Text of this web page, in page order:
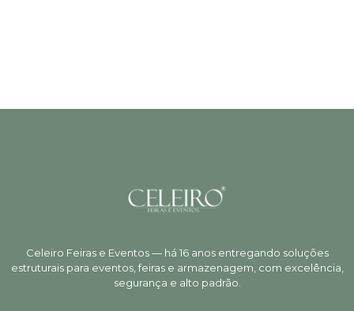
Celeiro Feiras e Eventos — há 16 anos entregando soluções
estruturais para eventos, feiras e armazenagem, com excelência,
segurança e alto padrão.